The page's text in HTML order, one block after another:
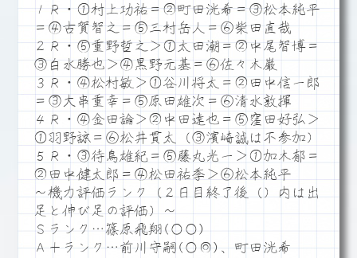
１Ｒ・①村上功祐＝②町田洸希＝③松本純平
＝④古賀智之＝⑤三村岳人＝⑥柴田直哉
２Ｒ・⑤重野哲之＞①太田潮＝②中尾智博＝
③白水勝也＞④黒野元基＝⑥佐々木巌
３Ｒ・④松村敏＞①谷川将太＝②田中信一郎
＝③大串重幸＝⑤原田雄次＝⑥清水敦揮
４Ｒ・④金田論＞②中田達也＝⑤窪田好弘＞
①羽野諒＝⑥松井貫太（③濱崎誠は不参加）
５Ｒ・③待鳥雄紀＝⑤藤丸光一＞①加木郁＝
②田中健太郎＝④松田祐季＞⑥松本純平
～機力評価ランク（２日目終了後（）内は出
足と伸び足の評価）～
Ｓランク…篠原飛翔(○○)
Ａ＋ランク…前川守嗣(○◎)、町田洸希